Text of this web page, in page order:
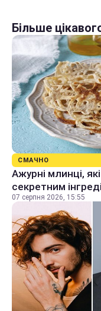
Більше
СМАЧНО
Ажурні млинці,
секретним
07 серпня 2026, 15:55